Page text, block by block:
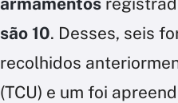
são 10. Desses, seis
recolhidos
(TCU) e um foi